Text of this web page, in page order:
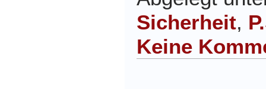
Sicherheit,
Keine